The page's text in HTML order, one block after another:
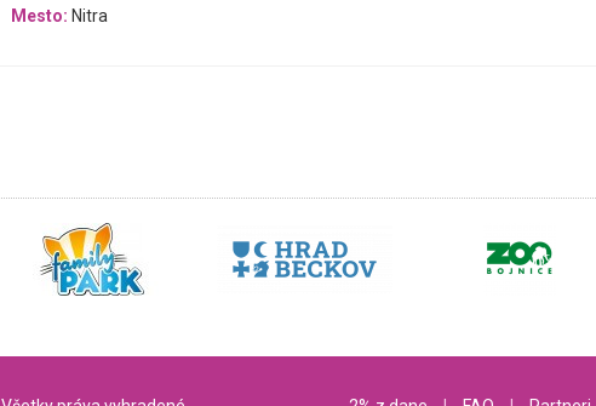
Mesto: Nitra